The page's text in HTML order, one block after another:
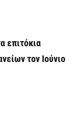
επιτόκια
τον Ιούνιο